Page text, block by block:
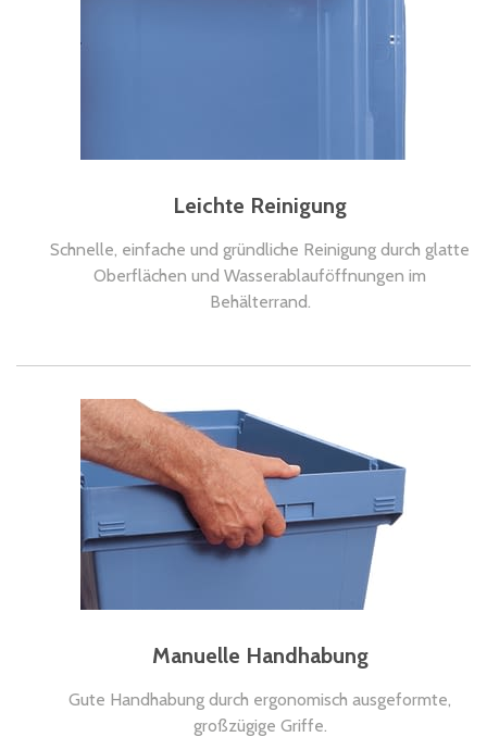
Leichte Reinigung
Schnelle, einfache und gründliche Reinigung durch glatte
Oberflächen und Wasserablauföffnungen im
Behälterrand.
Manuelle Handhabung
Gute Handhabung durch ergonomisch ausgeformte,
großzügige Griffe.